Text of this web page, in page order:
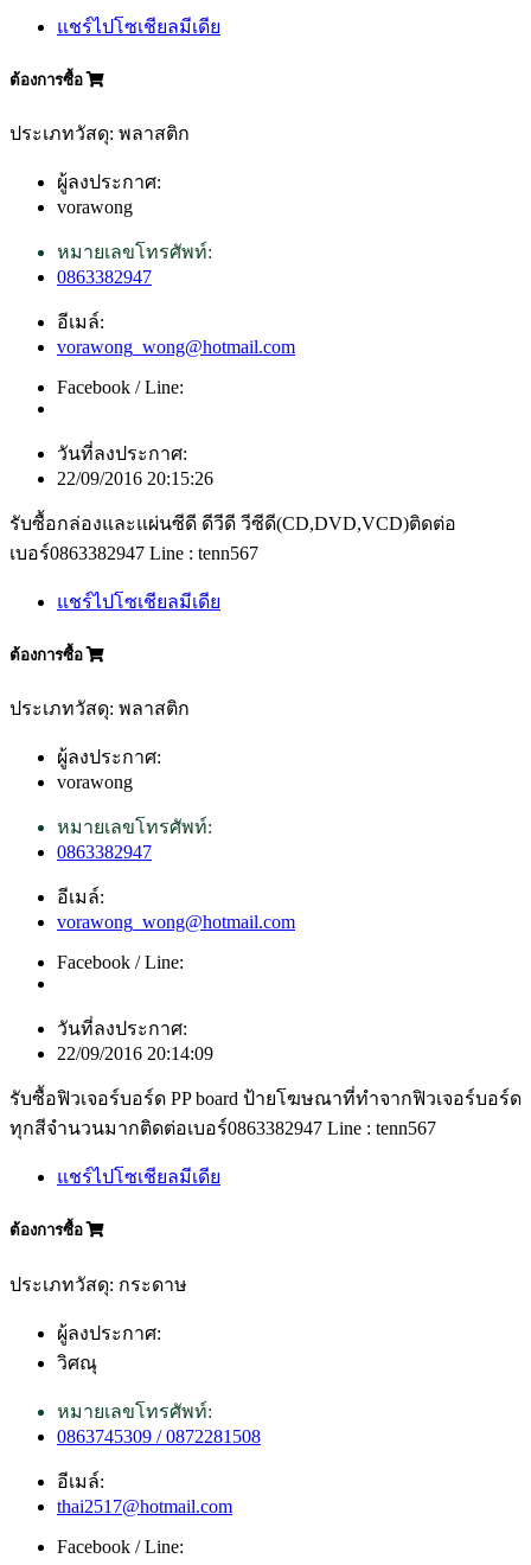
แชร์ไปโซเชียลมีเดีย
ต้องการซื้อ
ประเภทวัสดุ: พลาสติก
ผู้ลงประกาศ:
vorawong
หมายเลขโทรศัพท์:
0863382947
อีเมล์:
vorawong_wong@hotmail.com
Facebook / Line:
วันที่ลงประกาศ:
22/09/2016 20:15:26
รับซื้อกล่องและแผ่นซีดี ดีวีดี วีซีดี(CD,DVD,VCD)ติดต่อ
เบอร์0863382947 Line : tenn567
แชร์ไปโซเชียลมีเดีย
ต้องการซื้อ
ประเภทวัสดุ: พลาสติก
ผู้ลงประกาศ:
vorawong
หมายเลขโทรศัพท์:
0863382947
อีเมล์:
vorawong_wong@hotmail.com
Facebook / Line:
วันที่ลงประกาศ:
22/09/2016 20:14:09
รับซื้อฟิวเจอร์บอร์ด PP board ป้ายโฆษณาที่ทำจากฟิวเจอร์บอร์ด
ทุกสีจำนวนมากติดต่อเบอร์0863382947 Line : tenn567
แชร์ไปโซเชียลมีเดีย
ต้องการซื้อ
ประเภทวัสดุ: กระดาษ
ผู้ลงประกาศ:
วิศณุ
หมายเลขโทรศัพท์:
0863745309 / 0872281508
อีเมล์:
thai2517@hotmail.com
Facebook / Line: